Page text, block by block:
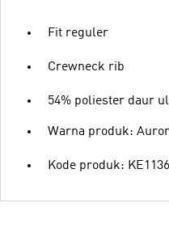
Fit reguler
Crewneck rib
54% poliester daur
Warna produk:
Kode produk: KE1136